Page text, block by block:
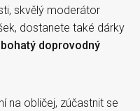
skvělý moderátor
dostanete také dárky
bohatý doprovodný
na obličej, zúčastnit se